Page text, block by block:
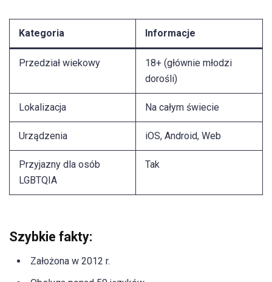
Kategoria Informacje
Przedział wiekowy
18+ (głównie młodzi
dorośli)
Lokalizacja Na całym świecie
Urządzenia iOS, Android, Web
Przyjazny dla osób
LGBTQIA
Tak
Szybkie fakty:
Założona w 2012 r.